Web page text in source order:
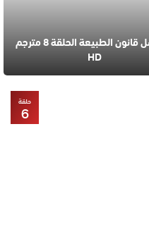
مسلسل قانون الطبيعة الحلقة 8 مترجم
HD
حلقة
6